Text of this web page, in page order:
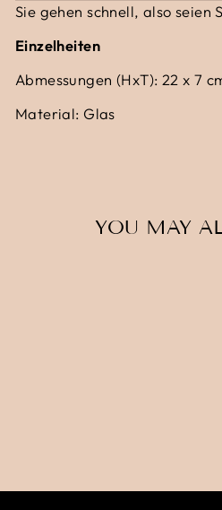
Sie gehen schnell, also seien
Einzelheiten
Abmessungen (HxT): 22 x 7
Material: Glas
YOU MAY